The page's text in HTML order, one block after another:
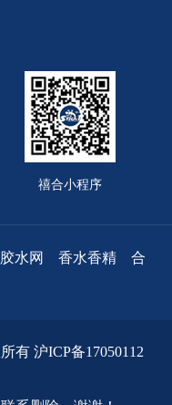
禧合小程序
胶水网 香水香精
合
有 沪ICP备17050112